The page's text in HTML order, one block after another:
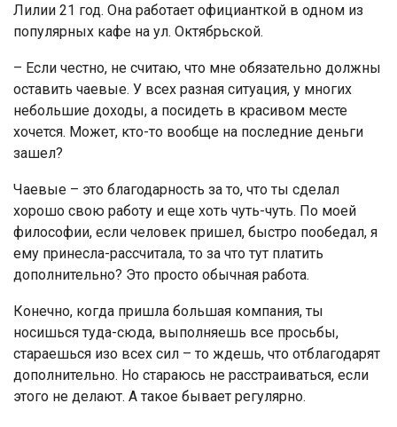
Лилии 21 год. Она работает официанткой в одном из
популярных кафе на ул. Октябрьской.
– Если честно, не считаю, что мне обязательно должны
оставить чаевые. У всех разная ситуация, у многих
небольшие доходы, а посидеть в красивом месте
хочется. Может, кто-то вообще на последние деньги
зашел?
Чаевые – это благодарность за то, что ты сделал
хорошо свою работу и еще хоть чуть-чуть. По моей
философии, если человек пришел, быстро пообедал, я
ему принесла-рассчитала, то за что тут платить
дополнительно? Это просто обычная работа.
Конечно, когда пришла большая компания, ты
носишься туда-сюда, выполняешь все просьбы,
стараешься изо всех сил – то ждешь, что отблагодарят
дополнительно. Но стараюсь не расстраиваться, если
этого не делают. А такое бывает регулярно.